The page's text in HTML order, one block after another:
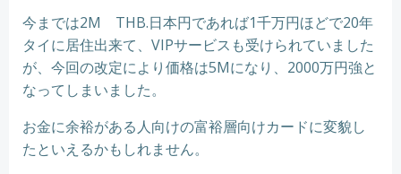
今までは2M THB.日本円であれば1千万円ほどで20年
タイに居住出来て、VIPサービスも受けられていました
が、今回の改定により価格は5Mになり、2000万円強と
なってしまいました。
お金に余裕がある人向けの富裕層向けカードに変貌し
たといえるかもしれません。